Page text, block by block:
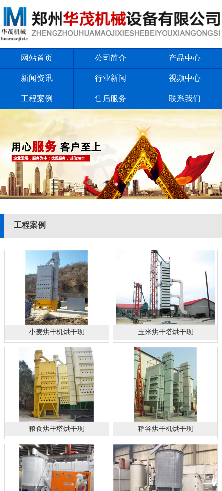
网站首页 公司简介 产品中心
新闻资讯 行业新闻 视频中心
工程案例 售后服务 联系我们
工程案例
小麦烘干机烘干现 玉米烘干塔烘干现
粮食烘干塔烘干现 稻谷烘干机烘干现